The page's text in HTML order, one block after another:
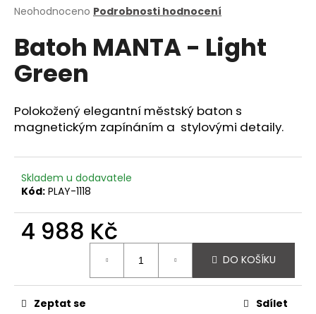
Průměrné
produktu
je
0,0
z
hvězdiček.
Neohodnoceno Podrobnosti hodnocení
Batoh MANTA - Light
Green
Polokožený elegantní městský baton s
magnetickým zapínáním a stylovými detaily.
Skladem u dodavatele
Kód: PLAY-1118
4 988 Kč
DO KOŠÍKU
Zeptat se Sdílet
a
j
í
t
o
r
u